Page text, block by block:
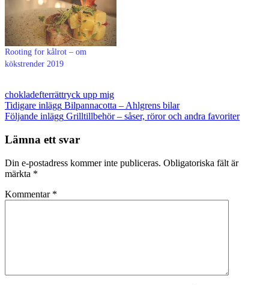
Rooting for kålrot – om
kökstrender 2019
chokladefterrättryck upp mig
Inläggsnavigering
Tidigare inlägg Bilpannacotta – Ahlgrens bilar
Följande inlägg Grilltillbehör – såser, röror och andra favoriter
Lämna ett svar
Din e-postadress kommer inte publiceras. Obligatoriska fält är
märkta *
Kommentar *